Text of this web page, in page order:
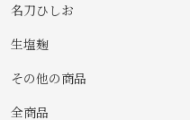
名刀ひしお
生塩麹
その他の商品
全商品